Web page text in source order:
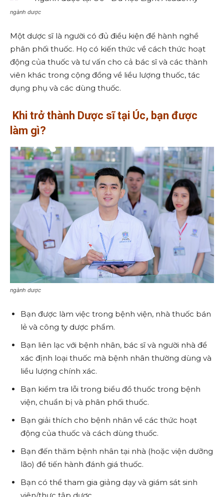
ngành dược
Một dược sĩ là người có đủ điều kiện để hành nghề
phân phối thuốc. Họ có kiến thức về cách thức hoạt
động của thuốc và tư vấn cho cả bác sĩ và các thành
viên khác trong cộng đồng về liều lượng thuốc, tác
dụng phụ và các dùng thuốc.
Khi trở thành Dược sĩ tại Úc, bạn được
làm gì?
ngành dược
Bạn được làm việc trong bệnh viện, nhà thuốc bán
lẻ và công ty dược phẩm.
Bạn liên lạc với bệnh nhân, bác sĩ và người nhà để
xác định loại thuốc mà bệnh nhân thường dùng và
liều lượng chính xác.
Bạn kiểm tra lỗi trong biểu đồ thuốc trong bệnh
viện, chuẩn bị và phân phối thuốc.
Bạn giải thích cho bệnh nhân về các thức hoạt
động của thuốc và cách dùng thuốc.
Bạn đến thăm bệnh nhân tại nhà (hoặc viện dưỡng
lão) để tiến hành đánh giá thuốc.
Bạn có thể tham gia giảng dạy và giám sát sinh